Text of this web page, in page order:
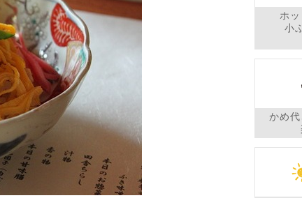
ホ
小
かめ